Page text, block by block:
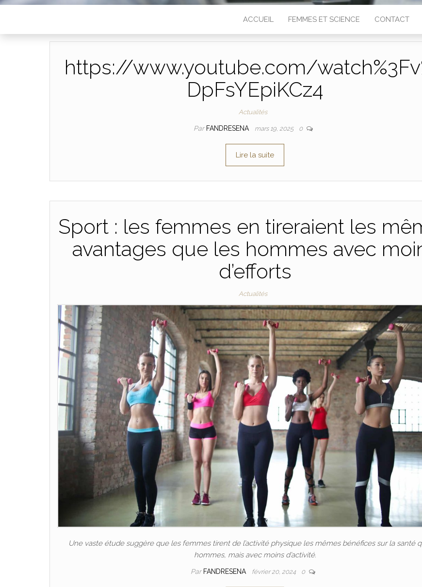
ACCUEIL FEMMES ET SCIENCE CONTACT
https://www.youtube.com/
DpFsYEpiKCz4
Actualités
Par FANDRESENA mars 19, 2025 0
Lire la suite
Sport : les femmes en tireraient les
avantages que les hommes avec
d’efforts
Actualités
Une vaste étude suggère que les femmes tirent de l’activité physique les mêmes bénéfices sur la santé
hommes, mais avec moins d’activité.
Par FANDRESENA février 20, 2024 0